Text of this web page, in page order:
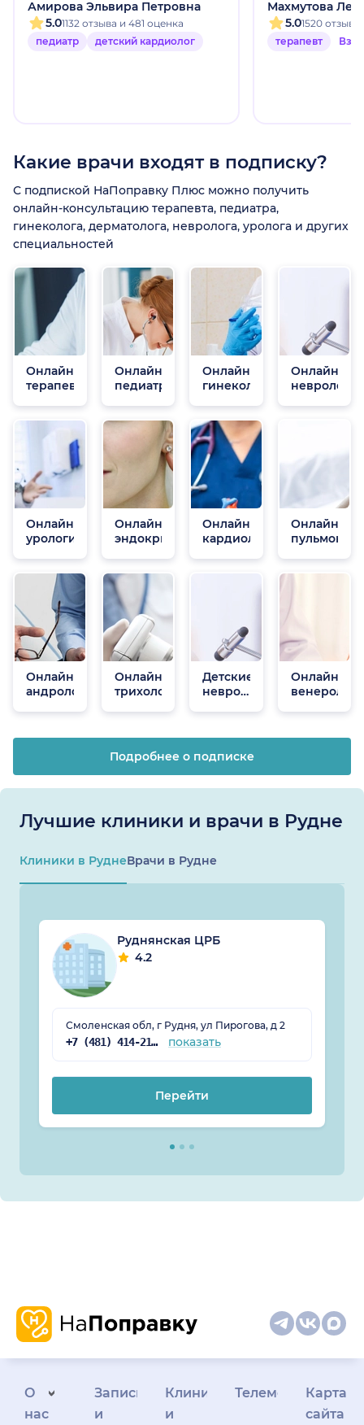
Амирова Эльвира Петровна
5.01132 отзыва и 481 оценка
педиатр
детский кардиолог
Махмутова
5.01520
терапевт
Какие врачи входят в подписку?
С подпиской НаПоправку Плюс можно получить
онлайн-консультацию терапевта, педиатра,
гинеколога, дерматолога, невролога, уролога и других
специальностей
Онлайн
терапевты
Онлайн
педиатры
Онлайн
гинекологи
Онлайн
неврологи
Онлайн
урологи
Онлайн
эндокринологи
Онлайн
кардиологи
Онлайн
Онлайн
андрологи
Онлайн
трихологи
Детские
неврологи
Онлайн
венерологи
Подробнее о подписке
Лучшие клиники и врачи в Рудне
Клиники в РуднеВрачи в Рудне
Руднянская ЦРБ
4.2
Смоленская обл, г Рудня, ул Пирогова, д 2
+7 (481) 414-21-60 показать
Перейти
О
нас
Запись
и
Клиникам
и
Телемедицина
Карта
сайта